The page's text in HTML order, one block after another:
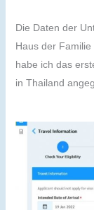
Die Daten der
Haus der
habe ich das
in Thailand